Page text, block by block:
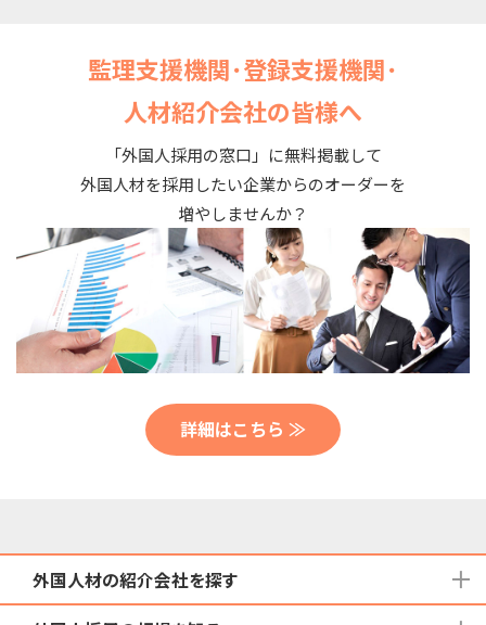
監理支援機関･登録支援機関･
人材紹介会社の皆様へ
「外国人採用の窓口」に無料掲載して
外国人材を採用したい企業からのオーダーを
増やしませんか？
詳細はこちら ≫
外国人材の紹介会社を探す